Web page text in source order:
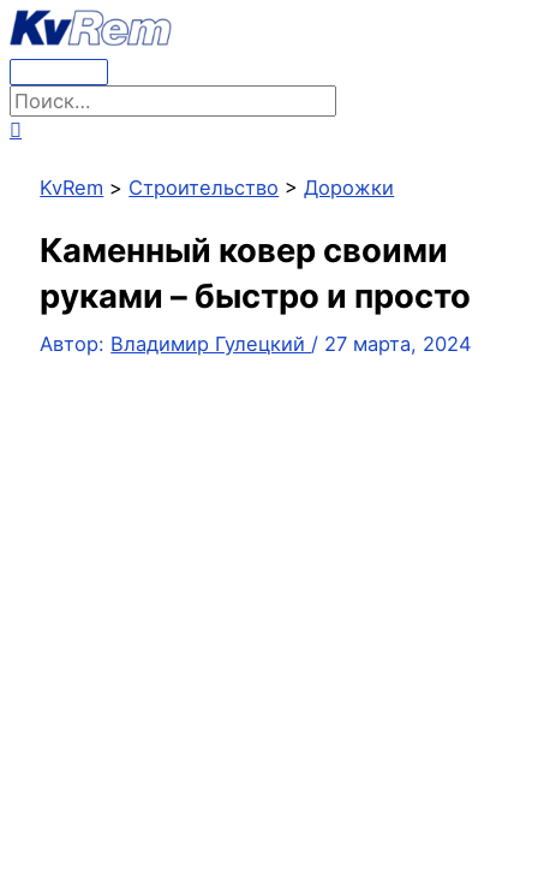
Перейти
к
Главное
меню
Поиск:
KvRem > Строительство >Дорожки
Каменный ковер своими
руками – быстро и просто
Автор: Владимир Гулецкий / 27 марта, 2024